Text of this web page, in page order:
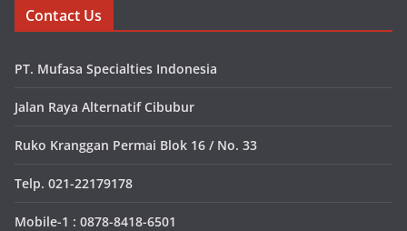
Contact Us
PT. Mufasa Specialties Indonesia
Jalan Raya Alternatif Cibubur
Ruko Kranggan Permai Blok 16 / No. 33
Telp. 021-22179178
Mobile-1 : 0878-8418-6501